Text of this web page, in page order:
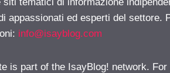
appassionati ed esperti del settore.
info@isayblog.com
is part of the IsayBlog! network.